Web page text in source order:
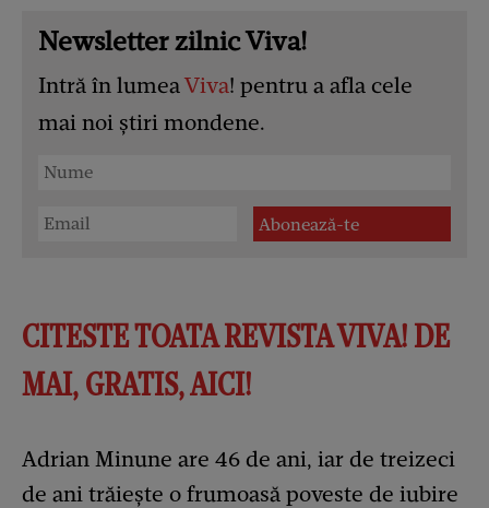
Newsletter zilnic Viva!
Intră în lumeaViva! pentru a afla cele
mai noi știri mondene.
CITESTE TOATA REVISTA VIVA! DE
MAI, GRATIS, AICI!
Adrian Minune are 46 de ani, iar de treizeci
de ani trăiește o frumoasă poveste de iubire